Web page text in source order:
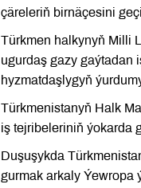
çäreleriň birnäçesini
Türkmen halkynyň Milli
ugurdaş gazy gaýtadan
hyzmatdaşlygyň
Türkmenistanyň Halk
iş tejribeleriniň ýokarda
Duşuşykda
gurmak arkaly Ýewropa